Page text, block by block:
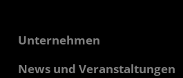
Unternehmen
Über AMD
News und Veranstaltungen